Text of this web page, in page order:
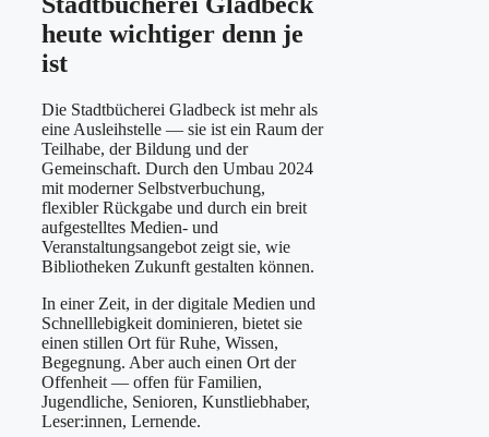
heute wichtiger denn je
ist
Die Stadtbücherei Gladbeck ist mehr als
eine Ausleihstelle — sie ist ein Raum der
Teilhabe, der Bildung und der
Gemeinschaft. Durch den Umbau 2024
mit moderner Selbstverbuchung,
flexibler Rückgabe und durch ein breit
aufgestelltes Medien- und
Veranstaltungsangebot zeigt sie, wie
Bibliotheken Zukunft gestalten können.
In einer Zeit, in der digitale Medien und
Schnelllebigkeit dominieren, bietet sie
einen stillen Ort für Ruhe, Wissen,
Begegnung. Aber auch einen Ort der
Offenheit — offen für Familien,
Jugendliche, Senioren, Kunstliebhaber,
Leser:innen, Lernende.